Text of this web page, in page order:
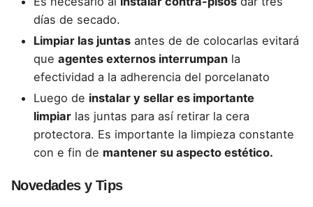
días de secado.
Limpiar las juntas antes de de colocarlas evitará
que agentes externos interrumpan la
efectividad a la adherencia del porcelanato
Luego de instalar y sellar es importante
limpiar las juntas para así retirar la cera
protectora. Es importante la limpieza constante
con e fin de mantener su aspecto estético.
Novedades y Tips